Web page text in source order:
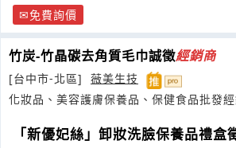
容與整流二極體
免費詢價
竹炭-竹晶碳去角質毛巾誠徵經銷商
[台中市-北區]
薇美生技
化妝品、美容護膚保養品、保健食品批發
「新優妃絲」卸妝洗臉保養品禮盒